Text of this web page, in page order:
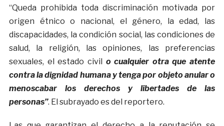
“Queda prohibida toda discriminación motivada por
origen étnico o nacional, el género, la edad, las
discapacidades, la condición social, las condiciones de
salud, la religión, las opiniones, las preferencias
sexuales, el estado civil o cualquier otra que atente
contra la dignidad humana y tenga por objeto anular o
menoscabar los derechos y libertades de las
personas”. El subrayado es del reportero.